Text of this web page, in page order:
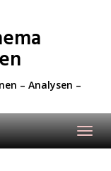
– Analysen –